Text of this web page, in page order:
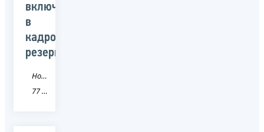
включении
в
кадровый
резерв
Новость
77 город Москва